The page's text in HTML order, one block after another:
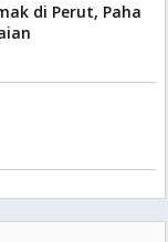
di Perut, Paha